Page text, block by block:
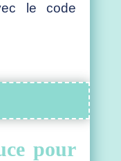
le code
pour